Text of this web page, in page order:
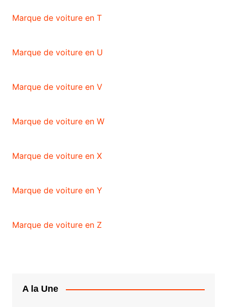
Marque de voiture en T
Marque de voiture en U
Marque de voiture en V
Marque de voiture en W
Marque de voiture en X
Marque de voiture en Y
Marque de voiture en Z
A la Une